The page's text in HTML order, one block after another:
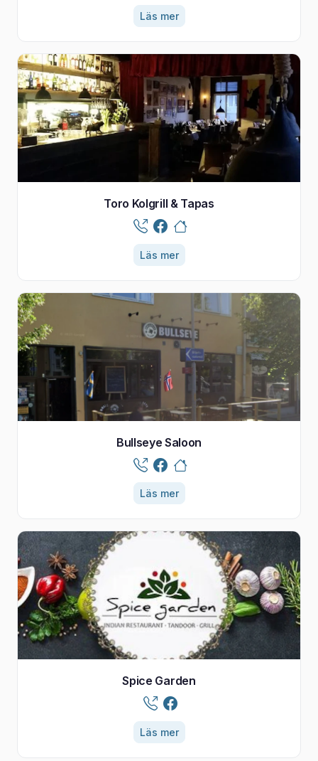
Läs mer
Toro Kolgrill & Tapas
Läs mer
Bullseye Saloon
Läs mer
Spice Garden
Läs mer